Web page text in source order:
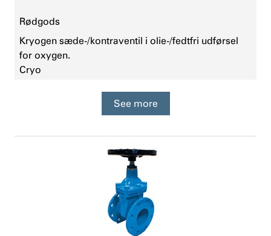
Rødgods
Kryogen sæde-/kontraventil i olie-/fedtfri udførsel
for oxygen.
Cryo
See more